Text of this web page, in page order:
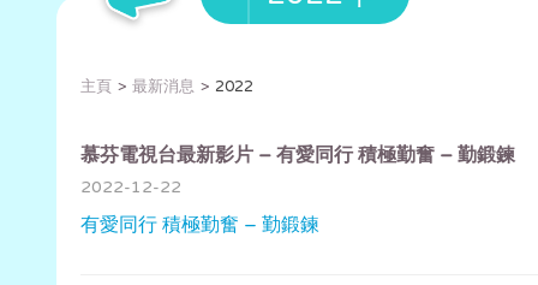
主頁 最新消息 2022
慕芬電視台最新影片 – 有愛同行 積極勤奮 – 勤鍛鍊
2022-12-22
有愛同行 積極勤奮 – 勤鍛鍊